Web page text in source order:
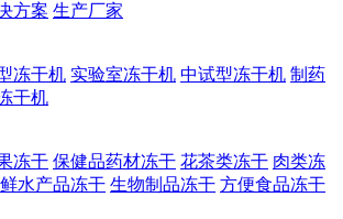
方案 生产厂家
冻干机 实验室冻干机 中试型冻干机 制药
干机
冻干 保健品药材冻干 花茶类冻干 肉类冻
水产品冻干 生物制品冻干 方便食品冻干